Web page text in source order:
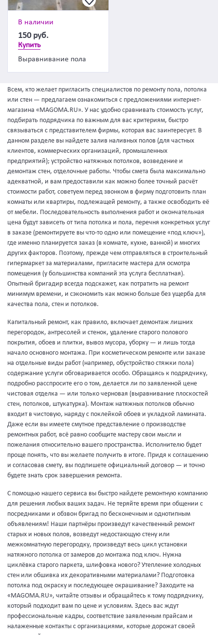
В наличии
150 руб.
Купить
Выравнивание пола
Всем, кто желает пригласить специалистов по ремонту пола, потолка
или стен — предлагаем ознакомиться с предложениями интернет-
магазина «MAGOMA.RU». У нас удобно сравнивать стоимость услуг,
подбирать подрядчика по важным для вас критериям, быстро
связываться с представителем фирмы, которая вас заинтересует. В
данном разделе вы найдете залив наливных полов (для частных
клиентов, коммерческих организаций, промышленных
предприятий); устройство натяжных потолков, возведение и
демонтаж стен, отделочные работы. Чтобы смета была максимально
адекватной, и вам предоставили как можно более точный расчёт
стоимости работ, советуем перед звонком в фирму подготовить план
комнаты или квартиры, подлежащей ремонту, а также освободить её
от мебели. Последовательность выполнения работ и окончательная
цена будут зависеть от типа потолка и пола, перечня конкретных услуг
в заказе (ремонтируете вы что-то одно или помещение «под ключ»),
где именно планируется заказ (в комнате, кухне, ванной) и многих
других факторов. Поэтому, прежде чем отправляться в строительный
гипермаркет за материалами, пригласите мастера для осмотра
помещения (у большинства компаний эта услуга бесплатная).
Опытный бригадир всегда подскажет, как потратить на ремонт
минимум времени, и сэкономить как можно больше без ущерба для
качества пола, стен и потолков.
Капитальный ремонт, как правило, включает демонтаж лишних
перегородок, антресолей и стенок, удаление старого полового
покрытия, обоев и плитки, вывоз мусора, уборку — и лишь тогда
начало основного монтажа. При косметическом ремонте или заказе
на отдельные виды работ (например, обустройство стяжки пола)
содержание услуги обговаривается особо. Обращаясь к подрядчику,
подробно расспросите его о том, делается ли по заявленной цене
чистовая отделка — или только черновая (выравнивание плоскостей
стен, потолков, штукатурка). Монтаж натяжных потолков обычно
входит в чистовую, наряду с поклейкой обоев и укладкой ламината.
Даже если вы имеете смутное представление о производстве
ремонтных работ, всё равно сообщите мастеру свои мысли и
пожелания относительно вашего пространства. Исполнителю будет
проще понять, что вы желаете получить в итоге. Придя к соглашению
и согласовав смету, вы подпишете официальный договор — и точно
будете знать срок завершения ремонта.
С помощью нашего сервиса вы быстро найдете ремонтную компанию
для решения любых ваших задач. Не теряйте время при общении с
посредниками и обзвон бригад по бесконечным и однотипным
объявлениям! Наши партнёры произведут качественный ремонт
старых и новых полов, возведут недостающую стену или
межкомнатную перегородку, произведут весь цикл установки
натяжного потолка от замеров до монтажа под ключ. Нужна
циклёвка старого паркета, шлифовка нового? Утепление холодных
стен или обшивка их декоративными материалами? Подготовка
потолка под окраску и последующее окрашивание? Заходите на
«MAGOMA.RU», читайте отзывы и обращайтесь к тому подрядчику,
который подходит вам по цене и условиям. Здесь вас ждут
профессиональные кадры, соответствие заявленным прайсам и
налаженные контакты с организациями, которые дорожат своей